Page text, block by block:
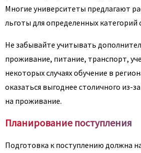
Многие университеты предлагают
льготы для определенных категорий
Не забывайте учитывать
проживание, питание, транспорт,
некоторых случаях обучение в
оказаться выгоднее столичного из-
на проживание.
Планирование поступления
Подготовка к поступлению должна